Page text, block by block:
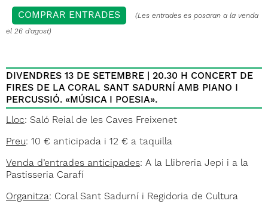
COMPRAR ENTRADES (Les entrades es posaran a la venda
el 26 d'agost)
DIVENDRES 13 DE SETEMBRE | 20.30 H CONCERT DE
FIRES DE LA CORAL SANT SADURNÍ AMB PIANO I
PERCUSSIÓ. «MÚSICA I POESIA».
Lloc: Saló Reial de les Caves Freixenet
Preu: 10 € anticipada i 12 € a taquilla
Venda d’entrades anticipades: A la Llibreria Jepi i a la
Pastisseria Carafí
Organitza: Coral Sant Sadurní i Regidoria de Cultura